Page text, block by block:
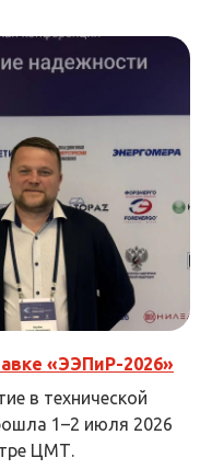
«ЭЭПиР-2026»
в технической
1–2 июля 2026
ЦМТ.